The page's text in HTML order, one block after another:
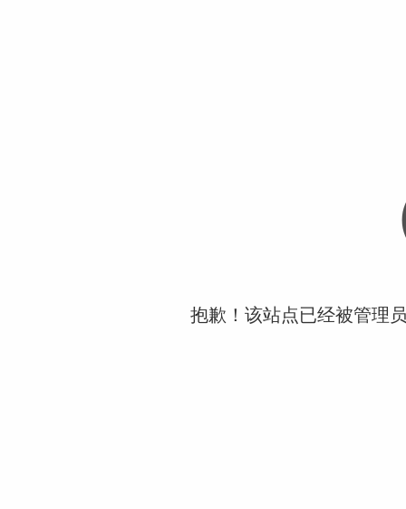
抱歉！该站点已经被管理